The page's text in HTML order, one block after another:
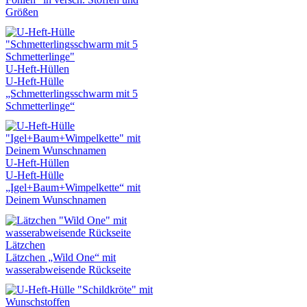
Größen
U-Heft-Hüllen
U-Heft-Hülle
„Schmetterlingsschwarm mit 5
Schmetterlinge“
U-Heft-Hüllen
U-Heft-Hülle
„Igel+Baum+Wimpelkette“ mit
Deinem Wunschnamen
Lätzchen
Lätzchen „Wild One“ mit
wasserabweisende Rückseite